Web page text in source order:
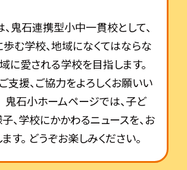
鬼石連携型小中一貫校として、
む学校、地域になくてはならな
に愛される学校を目指します。
支援、ご協力をよろしくお願いい
鬼石小ホームページでは、子ど
、学校にかかわるニュースを、お
す。 どうぞお楽しみください。